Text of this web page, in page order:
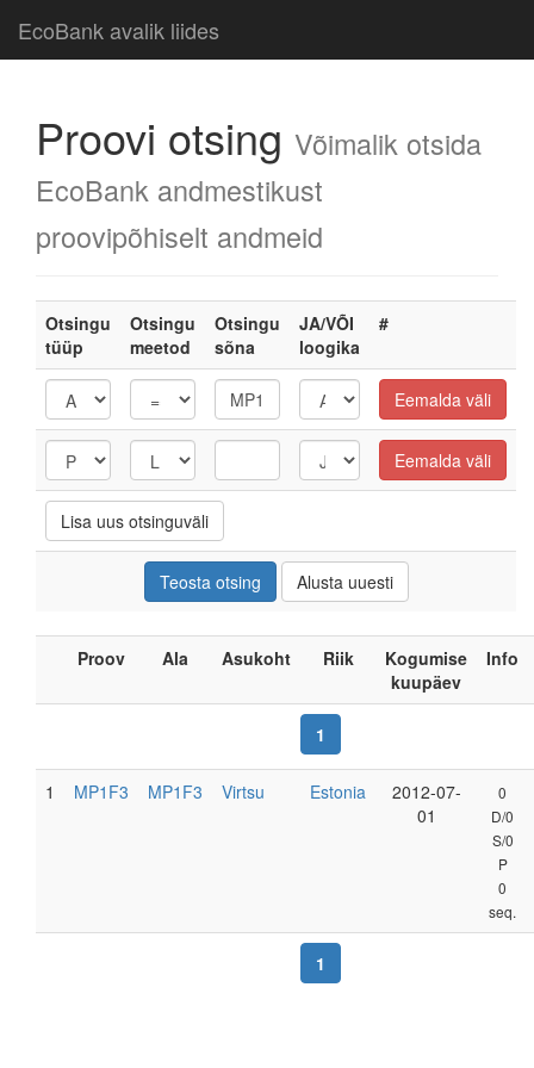
EcoBank avalik liides
Proovi otsing Võimalik otsida
EcoBank andmestikust
proovipõhiselt andmeid
Otsingu
tüüp
Otsingu
meetod
Otsingu
sõna
JA/VÕI
loogika
#
Proov Ala Asukoht Riik
Kogumise
kuupäev
Info
1
1 MP1F3 MP1F3 Virtsu Estonia
2012-07-
01
0
D/0
S/0
P
0
seq.
1